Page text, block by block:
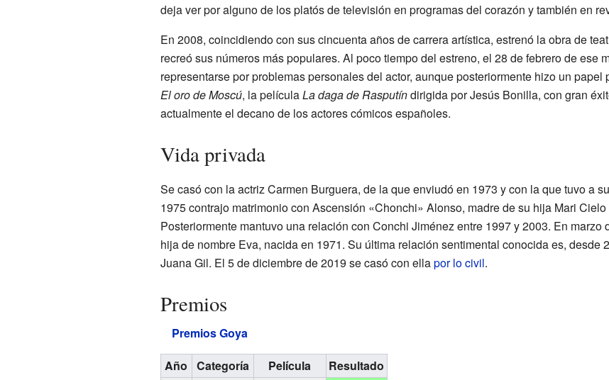
deja ver por alguno de los platós de televisión en programas del corazón y también en
En 2008, coincidiendo con sus cincuenta años de carrera artística, estrenó la obra de
recreó sus números más populares. Al poco tiempo del estreno, el 28 de febrero de ese
representarse por problemas personales del actor, aunque posteriormente hizo un
El oro de Moscú, la películaLa daga de Rasputíndirigida por Jesús Bonilla, con gran
actualmente el decano de los actores cómicos españoles.
Vida privada
Se casó con la actriz Carmen Burguera, de la que enviudó en 1973 y con la que tuvo a
1975 contrajo matrimonio con Ascensión «Chonchi» Alonso, madre de su hija Mari
Posteriormente mantuvo una relación con Conchi Jiménez entre 1997 y 2003. En
hija de nombre Eva, nacida en 1971. Su última relación sentimental conocida es, desde
Juana Gil. El 5 de diciembre de 2019 se casó con ellapor lo civil.
Premios
Premios Goya
Año
Categoría Película
Resultado